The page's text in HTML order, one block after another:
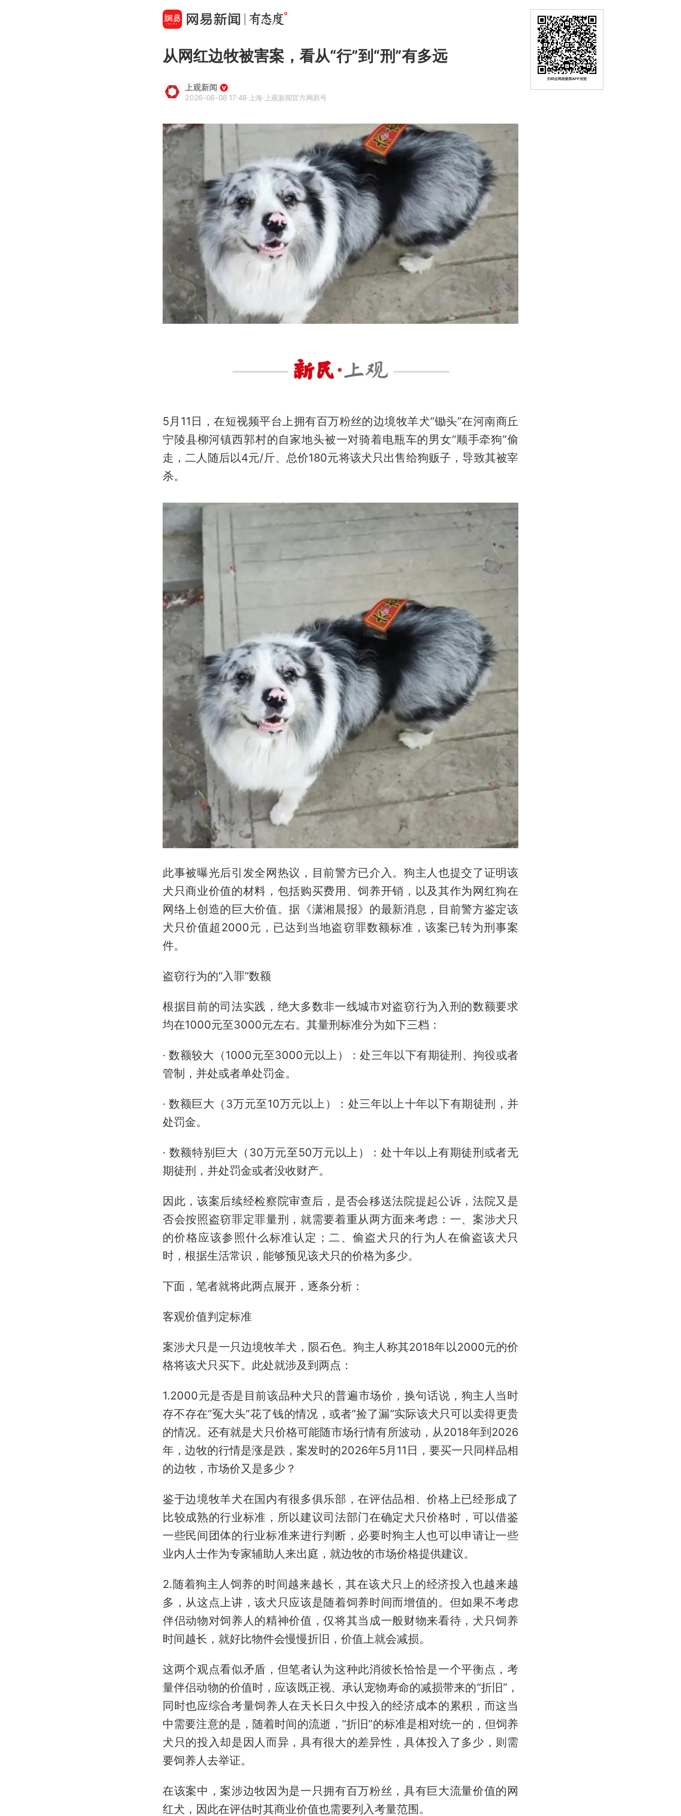
从网红边牧被害案，看从“行”到“刑”有多远
上观新闻
2026-06-08 17:48·上海·上观新闻官方网易号
5月11日，在短视频平台上拥有百万粉丝的边境牧羊犬“锄头”在河南商丘
宁陵县柳河镇西郭村的自家地头被一对骑着电瓶车的男女“顺手牵狗”偷
走，二人随后以4元/斤、总价180元将该犬只出售给狗贩子，导致其被宰
杀。
此事被曝光后引发全网热议，目前警方已介入。狗主人也提交了证明该
犬只商业价值的材料，包括购买费用、饲养开销，以及其作为网红狗在
网络上创造的巨大价值。据《潇湘晨报》的最新消息，目前警方鉴定该
犬只价值超2000元，已达到当地盗窃罪数额标准，该案已转为刑事案
件。
盗窃行为的“入罪”数额
根据目前的司法实践，绝大多数非一线城市对盗窃行为入刑的数额要求
均在1000元至3000元左右。其量刑标准分为如下三档：
· 数额较大（1000元至3000元以上）：处三年以下有期徒刑、拘役或者
管制，并处或者单处罚金。
· 数额巨大（3万元至10万元以上）：处三年以上十年以下有期徒刑，并
处罚金。
· 数额特别巨大（30万元至50万元以上）：处十年以上有期徒刑或者无
期徒刑，并处罚金或者没收财产。
因此，该案后续经检察院审查后，是否会移送法院提起公诉，法院又是
否会按照盗窃罪定罪量刑，就需要着重从两方面来考虑：一、案涉犬只
的价格应该参照什么标准认定；二、偷盗犬只的行为人在偷盗该犬只
时，根据生活常识，能够预见该犬只的价格为多少。
下面，笔者就将此两点展开，逐条分析：
客观价值判定标准
案涉犬只是一只边境牧羊犬，陨石色。狗主人称其2018年以2000元的价
格将该犬只买下。此处就涉及到两点：
1.2000元是否是目前该品种犬只的普遍市场价，换句话说，狗主人当时
存不存在“冤大头”花了钱的情况，或者“捡了漏”实际该犬只可以卖得更贵
的情况。还有就是犬只价格可能随市场行情有所波动，从2018年到2026
年，边牧的行情是涨是跌，案发时的2026年5月11日，要买一只同样品相
的边牧，市场价又是多少？
鉴于边境牧羊犬在国内有很多俱乐部，在评估品相、价格上已经形成了
比较成熟的行业标准，所以建议司法部门在确定犬只价格时，可以借鉴
一些民间团体的行业标准来进行判断，必要时狗主人也可以申请让一些
业内人士作为专家辅助人来出庭，就边牧的市场价格提供建议。
2.随着狗主人饲养的时间越来越长，其在该犬只上的经济投入也越来越
多，从这点上讲，该犬只应该是随着饲养时间而增值的。但如果不考虑
伴侣动物对饲养人的精神价值，仅将其当成一般财物来看待，犬只饲养
时间越长，就好比物件会慢慢折旧，价值上就会减损。
这两个观点看似矛盾，但笔者认为这种此消彼长恰恰是一个平衡点，考
量伴侣动物的价值时，应该既正视、承认宠物寿命的减损带来的“折旧”，
同时也应综合考量饲养人在天长日久中投入的经济成本的累积，而这当
中需要注意的是，随着时间的流逝，“折旧”的标准是相对统一的，但饲养
犬只的投入却是因人而异，具有很大的差异性，具体投入了多少，则需
要饲养人去举证。
在该案中，案涉边牧因为是一只拥有百万粉丝，具有巨大流量价值的网
红犬，因此在评估时其商业价值也需要列入考量范围。
扫码去网易新闻APP浏览